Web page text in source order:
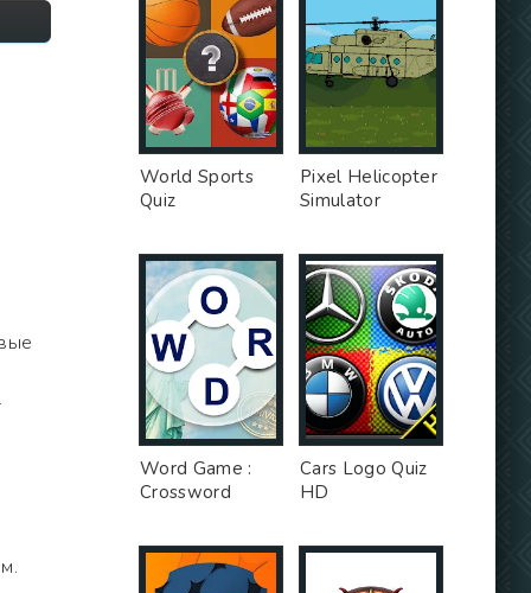
World Sports
Quiz
Pixel Helicopter
Simulator
Word Game :
Crossword
Cars Logo Quiz
HD